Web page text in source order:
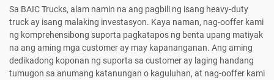
Sa BAIC Trucks, alam namin na ang pagbili ng isang heavy-duty
truck ay isang malaking investasyon. Kaya naman, nag-ooffer kami
ng komprehensibong suporta pagkatapos ng benta upang matiyak
na ang aming mga customer ay may kapananganan. Ang aming
dedikadong koponan ng suporta sa customer ay laging handang
tumugon sa anumang katanungan o kaguluhan, at nag-ooffer kami